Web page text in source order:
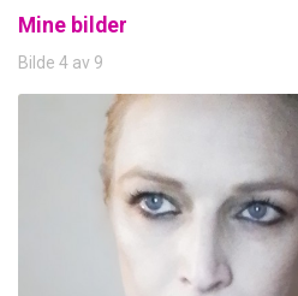
Mine bilder
Bilde 4 av 9